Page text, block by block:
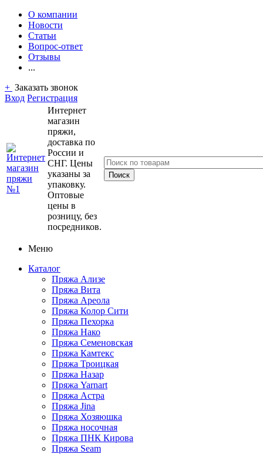
О компании
Новости
Статьи
Вопрос-ответ
Отзывы
...
+ Заказать звонок
Вход Регистрация
Интернет
магазин
пряжи,
доставка по
России и
СНГ. Цены
указаны за
упаковку.
Оптовые
цены в
розницу, без
посредников.
Меню
Каталог
Пряжа Ализе
Пряжа Вита
Пряжа Ареола
Пряжа Колор Сити
Пряжа Пехорка
Пряжа Нако
Пряжа Семеновская
Пряжа Камтекс
Пряжа Троицкая
Пряжа Назар
Пряжа Yarnart
Пряжа Астра
Пряжа Jina
Пряжа Хозяюшка
Пряжа носочная
Пряжа ПНК Кирова
Пряжа Seam